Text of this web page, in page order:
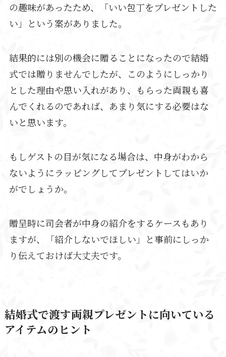
の趣味があったため、「いい包丁をプレゼントした
い」という案がありました。
結果的には別の機会に贈ることになったので結婚
式では贈りませんでしたが、このようにしっかり
とした理由や思い入れがあり、もらった両親も喜
んでくれるのであれば、あまり気にする必要はな
いと思います。
もしゲストの目が気になる場合は、中身がわから
ないようにラッピングしてプレゼントしてはいか
がでしょうか。
贈呈時に司会者が中身の紹介をするケースもあり
ますが、「紹介しないでほしい」と事前にしっか
り伝えておけば大丈夫です。
結婚式で渡す両親プレゼントに向いている
アイテムのヒント